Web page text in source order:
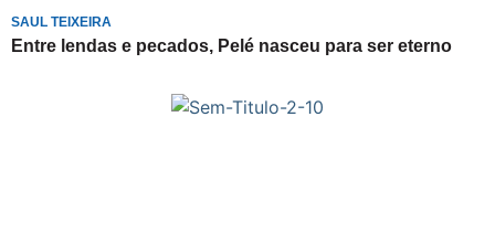
SAUL TEIXEIRA
Entre lendas e pecados, Pelé nasceu para ser eterno